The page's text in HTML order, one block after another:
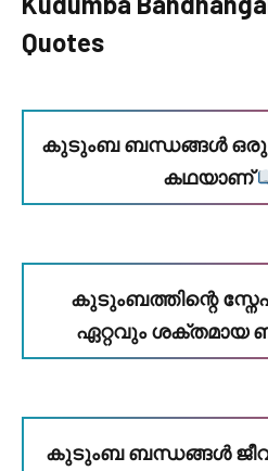
Quotes
കുടുംബ ബന്ധങ്ങൾ ഒരു
കഥയാണ്
കുടുംബത്തിന്റെ
ഏറ്റവും ശക്തമായ
കുടുംബ ബന്ധങ്ങൾ